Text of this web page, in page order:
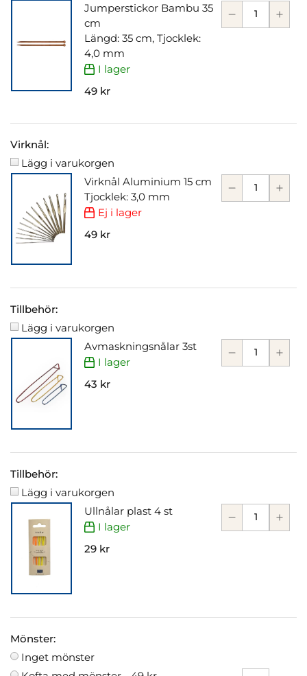
Jumperstickor Bambu 35
cm
Längd: 35 cm, Tjocklek:
4,0 mm
I lager
49 kr
Virknål:
Lägg i varukorgen
Virknål Aluminium 15 cm
Tjocklek: 3,0 mm
Ej i lager
49 kr
Tillbehör:
Lägg i varukorgen
Avmaskningsnålar 3st
I lager
43 kr
Tillbehör:
Lägg i varukorgen
Ullnålar plast 4 st
I lager
29 kr
Mönster:
Inget mönster